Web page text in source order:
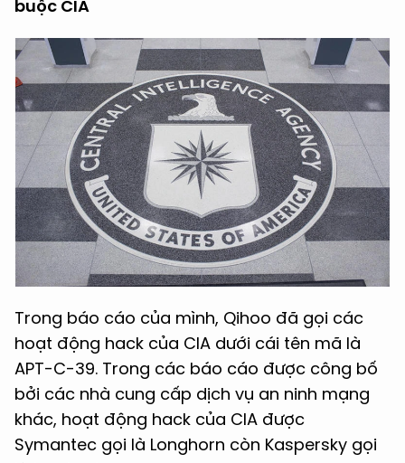
buộc CIA
Trong báo cáo của mình, Qihoo đã gọi các
hoạt động hack của CIA dưới cái tên mã là
APT-C-39. Trong các báo cáo được công bố
bởi các nhà cung cấp dịch vụ an ninh mạng
khác, hoạt động hack của CIA được
Symantec gọi là Longhorn còn Kaspersky gọi